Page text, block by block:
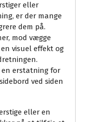
eller
er der mange
dem på.
mod vægge
visuel effekt og
en erstatning for
ved siden
eller en